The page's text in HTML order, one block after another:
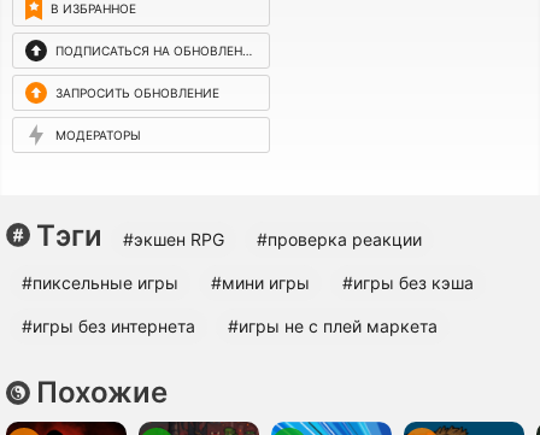
В ИЗБРАННОЕ
ПОДПИСАТЬСЯ НА ОБНОВЛЕНИЯ
ЗАПРОСИТЬ ОБНОВЛЕНИЕ
МОДЕРАТОРЫ
Тэги #экшен RPG #проверка реакции
#пиксельные игры #мини игры #игры без кэша
#игры без интернета #игры не с плей маркета
Похожие